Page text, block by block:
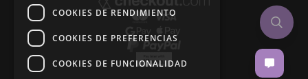
COOKIES DE RENDIMIENTO
COOKIES DE PREFERENCIAS
COOKIES DE FUNCIONALIDAD